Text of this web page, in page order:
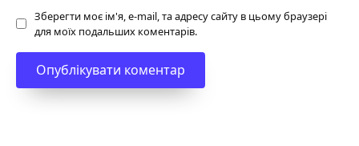
Зберегти моє ім'я, e-mail, та адресу сайту в цьому браузері
для моїх подальших коментарів.